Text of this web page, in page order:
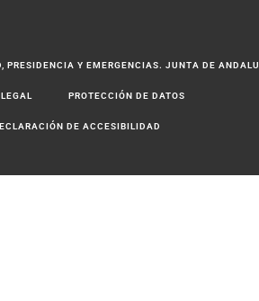
PRESIDENCIA Y EMERGENCIAS. JUNTA DE
PROTECCIÓN DE DATOS
DE ACCESIBILIDAD